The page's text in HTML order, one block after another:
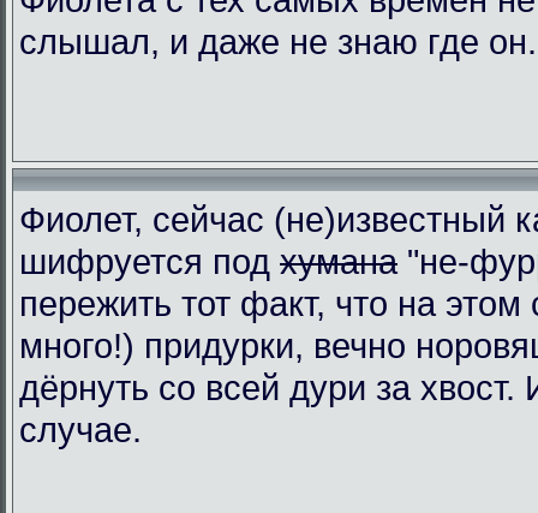
слышал, и даже не знаю где он.
Фиолет, сейчас (не)известный
шифруется под хумана "не-
пережить тот факт, что на этом
много!) придурки, вечно
дёрнуть со всей дури за
случае.